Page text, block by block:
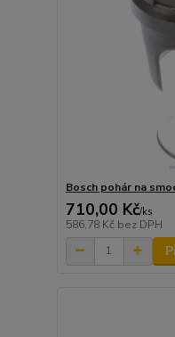
Bosch pohár na
710,00 Kč/ks
586,78 Kč bez DPH